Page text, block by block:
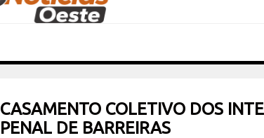
CASAMENTO COLETIVO DOS
PENAL DE BARREIRAS